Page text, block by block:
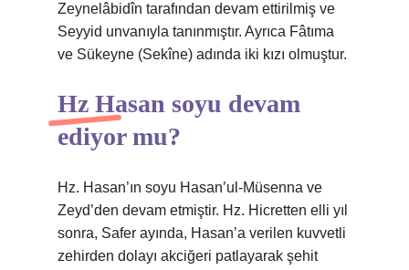
Zeynelâbidîn tarafından devam ettirilmiş ve
Seyyid unvanıyla tanınmıştır. Ayrıca Fâtıma
ve Sükeyne (Sekîne) adında iki kızı olmuştur.
Hz Hasan soyu devam
ediyor mu?
Hz. Hasan’ın soyu Hasan’ul-Müsenna ve
Zeyd’den devam etmiştir. Hz. Hicretten elli yıl
sonra, Safer ayında, Hasan’a verilen kuvvetli
zehirden dolayı akciğeri patlayarak şehit